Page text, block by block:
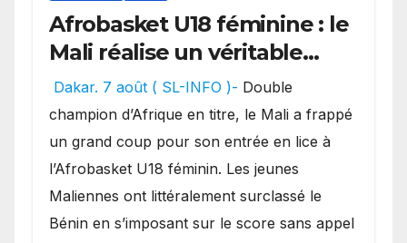
Afrobasket U18 féminine : le
Mali réalise un véritable
festival offensif et inflige
une lourde défaite au
Bénin.
Dakar. 7 août ( SL-INFO )- Double
champion d’Afrique en titre, le Mali a frappé
un grand coup pour son entrée en lice à
l’Afrobasket U18 féminin. Les jeunes
Maliennes ont littéralement surclassé le
Bénin en s’imposant sur le score sans appel